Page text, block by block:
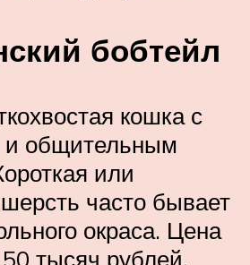
бобтейл
кошка с
и общительным
или
часто бывает
окраса. Цена
50 тысяч рублей.